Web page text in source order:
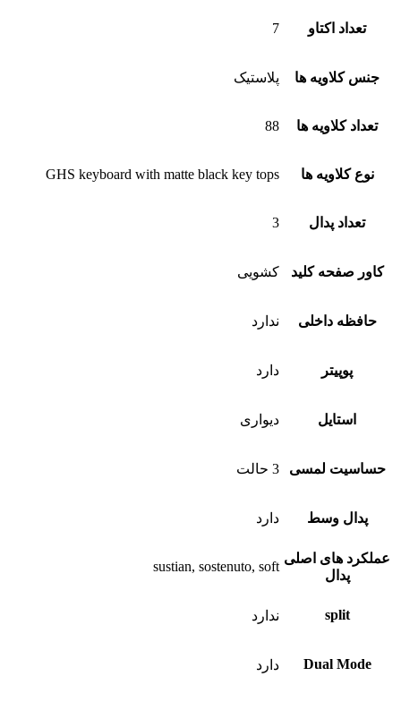
تعداد اکتاو 7
جنس کلاویه ها پلاستیک
تعداد کلاویه ها 88
نوع کلاویه ها GHS keyboard with matte black key tops
تعداد پدال 3
کاور صفحه کلید کشویی
حافظه داخلی ندارد
پوپیتر دارد
استایل دیواری
حساسیت لمسی 3 حالت
پدال وسط دارد
عملکرد های اصلی
پدال
sustian, sostenuto, soft
split ندارد
Dual Mode دارد